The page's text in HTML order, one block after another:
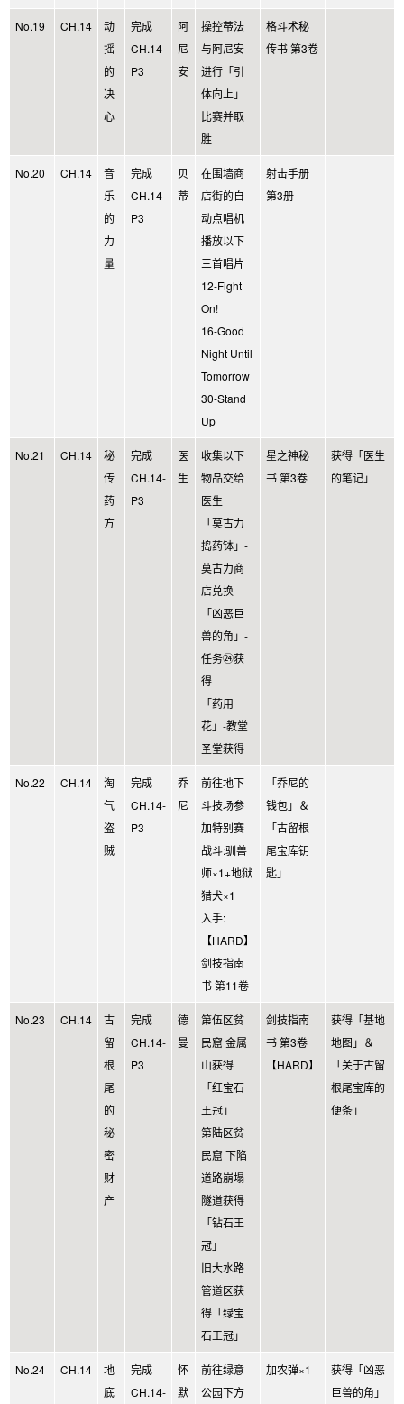
No.19 CH.14
动
摇
的
决
心
完成
CH.14-
P3
阿
尼
安
操控蒂法
与阿尼安
进行「引
体向上」
比赛并取
胜
格斗术秘
传书 第3卷
No.20 CH.14
音
乐
的
力
量
完成
CH.14-
P3
贝
蒂
在围墙商
店街的自
动点唱机
播放以下
三首唱片
12-Fight
On!
16-Good
Night Until
Tomorrow
30-Stand
Up
射击手册
第3册
No.21 CH.14
秘
传
药
方
完成
CH.14-
P3
医
生
收集以下
物品交给
医生
「莫古力
捣药钵」-
莫古力商
店兑换
「凶恶巨
兽的角」-
任务㉔获
得
「药用
花」-教堂
圣堂获得
星之神秘
书 第3卷
获得「医生
的笔记」
No.22 CH.14
淘
气
盗
贼
完成
CH.14-
P3
乔
尼
前往地下
斗技场参
加特别赛
战斗:驯兽
师×1+地狱
猎犬×1
入手:
【HARD】
剑技指南
书 第11卷
「乔尼的
钱包」＆
「古留根
尾宝库钥
匙」
No.23 CH.14
古
留
根
尾
的
秘
密
财
产
完成
CH.14-
P3
德
曼
第伍区贫
民窟 金属
山获得
「红宝石
王冠」
第陆区贫
民窟 下陷
道路崩塌
隧道获得
「钻石王
冠」
旧大水路
管道区获
得「绿宝
石王冠」
剑技指南
书 第3卷
【HARD】
获得「基地
地图」＆
「关于古留
根尾宝库的
便条」
No.24 CH.14
地
底
完成
CH.14-
怀
默
前往绿意
公园下方
加农弹×1
获得「凶恶
巨兽的角」